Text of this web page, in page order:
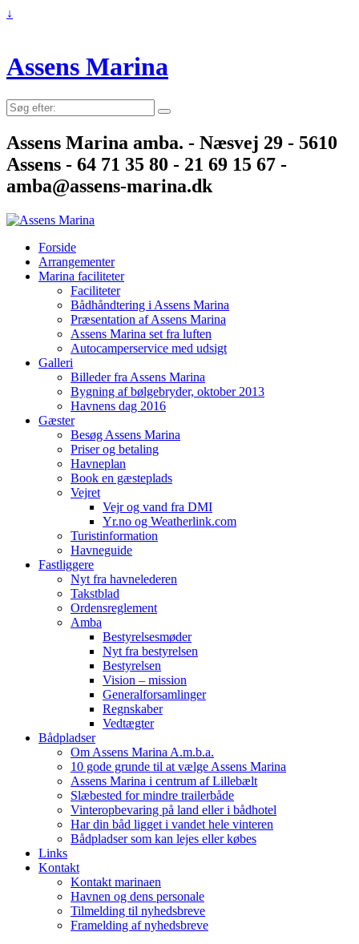
↓
Assens Marina
Søg
efter:
Assens Marina amba. - Næsvej 29 - 5610
Assens - 64 71 35 80 - 21 69 15 67 -
amba@assens-marina.dk
Forside
Arrangementer
Marina faciliteter
Faciliteter
Bådhåndtering i Assens Marina
Præsentation af Assens Marina
Assens Marina set fra luften
Autocamperservice med udsigt
Galleri
Billeder fra Assens Marina
Bygning af bølgebryder, oktober 2013
Havnens dag 2016
Gæster
Besøg Assens Marina
Priser og betaling
Havneplan
Book en gæsteplads
Vejret
Vejr og vand fra DMI
Yr.no og Weatherlink.com
Turistinformation
Havneguide
Fastliggere
Nyt fra havnelederen
Takstblad
Ordensreglement
Amba
Bestyrelsesmøder
Nyt fra bestyrelsen
Bestyrelsen
Vision – mission
Generalforsamlinger
Regnskaber
Vedtægter
Bådpladser
Om Assens Marina A.m.b.a.
10 gode grunde til at vælge Assens Marina
Assens Marina i centrum af Lillebælt
Slæbested for mindre trailerbåde
Vinteropbevaring på land eller i bådhotel
Har din båd ligget i vandet hele vinteren
Bådpladser som kan lejes eller købes
Links
Kontakt
Kontakt marinaen
Havnen og dens personale
Tilmelding til nyhedsbreve
Framelding af nyhedsbreve